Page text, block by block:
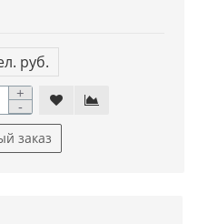
руб.
+
-
заказ